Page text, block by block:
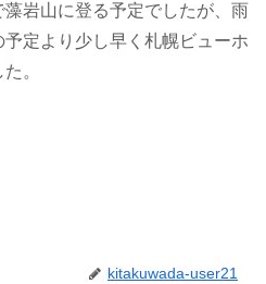
岩山に登る予定でしたが、雨
定より少し早く札幌ビューホ
。
kitakuwada-user21